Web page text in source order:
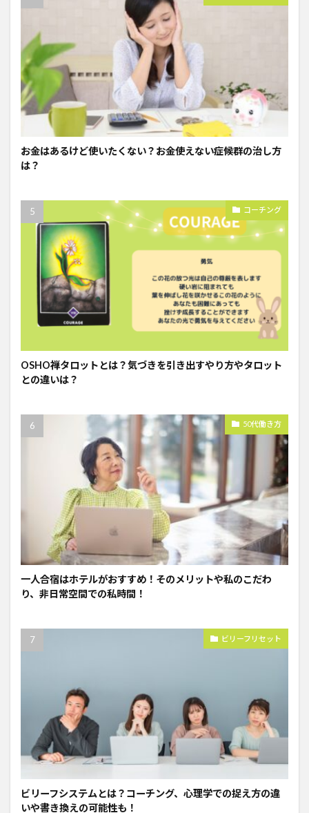
お金はあるけど使いたくない？お金使えない症候群の治し方
は？
コーチング
OSHO禅タロットとは？気づきを引き出すやり方やタロット
との違いは？
50代働き方
一人合宿はホテルがおすすめ！そのメリットや私のこだわ
り、非日常空間での私時間！
ビリーフリセット
ビリーフシステムとは？コーチング、心理学での捉え方の違
いや書き換えの可能性も！